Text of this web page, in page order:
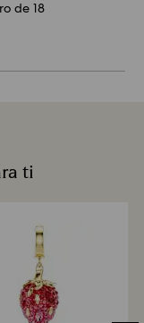
de 18
ti